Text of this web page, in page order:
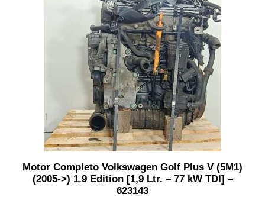
Motor Completo Volkswagen Golf Plus V (5M1)
(2005->) 1.9 Edition [1,9 Ltr. – 77 kW TDI] –
623143